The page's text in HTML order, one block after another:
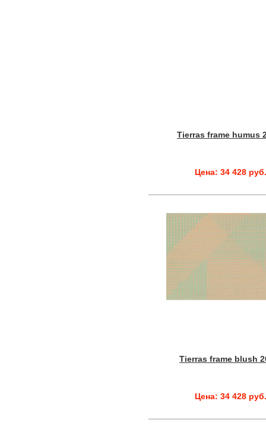
Tierras frame humus
Цена: 34 428 руб.
Tierras frame blush
Цена: 34 428 руб.